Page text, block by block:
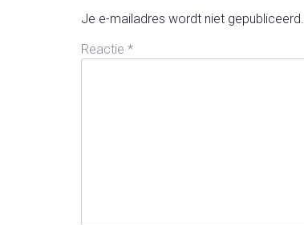
Je e-mailadres wordt niet gepubliceerd.
Reactie *